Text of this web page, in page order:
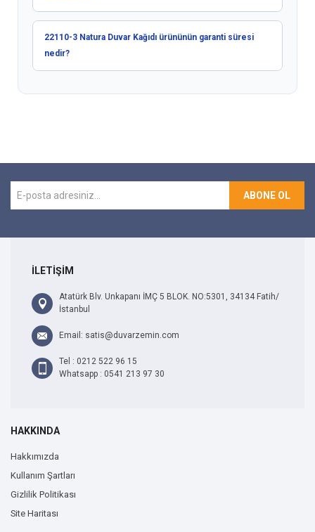
22110-3 Natura Duvar Kağıdı ürününün garanti süresi
nedir?
ABONE OL
İLETİŞİM
Atatürk Blv. Unkapanı İMÇ 5 BLOK. NO:5301, 34134 Fatih/
İstanbul
Email: satis@duvarzemin.com
Tel : 0212 522 96 15
Whatsapp : 0541 213 97 30
HAKKINDA
Hakkımızda
Kullanım Şartları
Gizlilik Politikası
Site Haritası